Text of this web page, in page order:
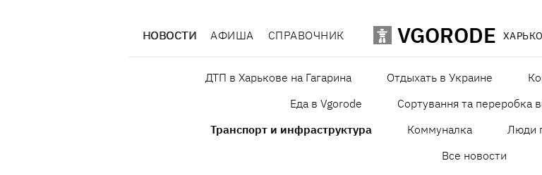
НОВОСТИ АФИША СПРАВОЧНИК VGORODE
ДТП в Харькове на Гагарина Отдыхать в Украине
Еда в Vgorode
Сортування та переробка
Транспорт и инфраструктура
Коммуналка Люди
Все новости